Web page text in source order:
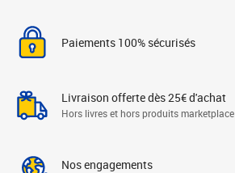
Paiements 100% sécurisés
Livraison offerte dès 25€ d'achat
Hors livres et hors produits marketplace
Nos engagements